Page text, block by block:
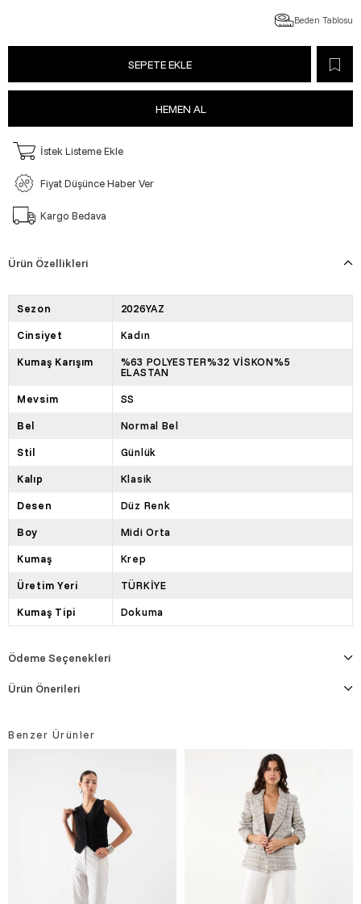
Beden Tablosu
İstek Listeme Ekle
Fiyat Düşünce Haber Ver
Kargo Bedava
Ürün Özellikleri
Sezon 2026YAZ
Cinsiyet Kadın
Kumaş Karışım
%63 POLYESTER%32 VİSKON%5
ELASTAN
Mevsim SS
Bel Normal Bel
Stil Günlük
Kalıp Klasik
Desen Düz Renk
Boy Midi Orta
Kumaş Krep
Üretim Yeri TÜRKİYE
Kumaş Tipi Dokuma
Ödeme Seçenekleri
Ürün Önerileri
Benzer Ürünler